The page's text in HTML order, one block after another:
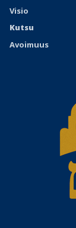
Visio
Kutsu
Avoimuus